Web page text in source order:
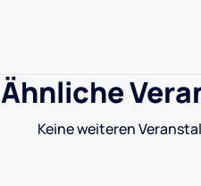
Ähnliche
Keine weiteren